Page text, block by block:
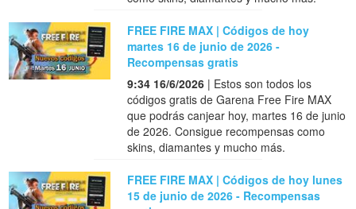
FREE FIRE MAX | Códigos de hoy
martes 16 de junio de 2026 -
Recompensas gratis
9:34 16/6/2026 | Estos son todos los
códigos gratis de Garena Free Fire MAX
que podrás canjear hoy, martes 16 de junio
de 2026. Consigue recompensas como
skins, diamantes y mucho más.
FREE FIRE MAX | Códigos de hoy lunes
15 de junio de 2026 - Recompensas